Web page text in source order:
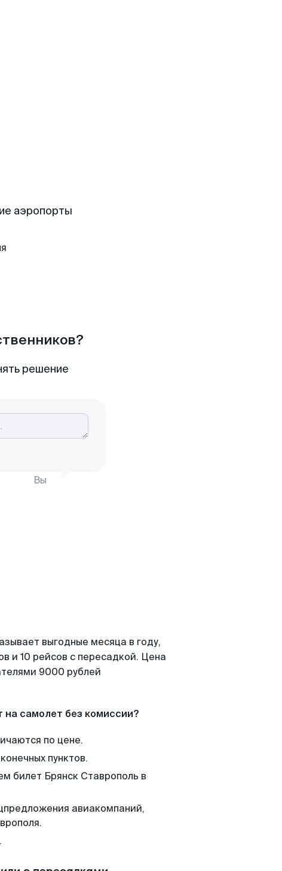
аэропорты
решение
Вы
выгодные месяца в году,
и 10 рейсов с пересадкой. Цена
9000 рублей
на самолет без комиссии?
по цене.
пунктов.
билет Брянск Ставрополь в
авиакомпаний,